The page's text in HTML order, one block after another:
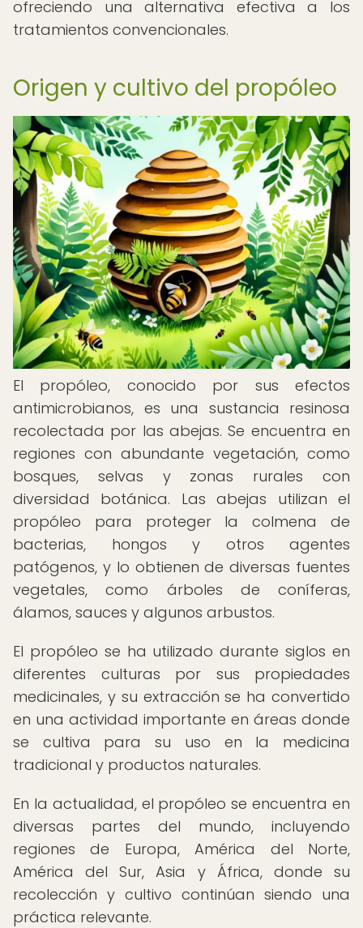
ofreciendo una alternativa efectiva a los
tratamientos convencionales.
Origen y cultivo del propóleo
El propóleo, conocido por sus efectos
antimicrobianos, es una sustancia resinosa
recolectada por las abejas. Se encuentra en
regiones con abundante vegetación, como
bosques, selvas y zonas rurales con
diversidad botánica. Las abejas utilizan el
propóleo para proteger la colmena de
bacterias, hongos y otros agentes
patógenos, y lo obtienen de diversas fuentes
vegetales, como árboles de coníferas,
álamos, sauces y algunos arbustos.
El propóleo se ha utilizado durante siglos en
diferentes culturas por sus propiedades
medicinales, y su extracción se ha convertido
en una actividad importante en áreas donde
se cultiva para su uso en la medicina
tradicional y productos naturales.
En la actualidad, el propóleo se encuentra en
diversas partes del mundo, incluyendo
regiones de Europa, América del Norte,
América del Sur, Asia y África, donde su
recolección y cultivo continúan siendo una
práctica relevante.